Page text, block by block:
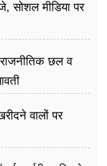
सोशल मीडिया पर
छल व
वालों पर